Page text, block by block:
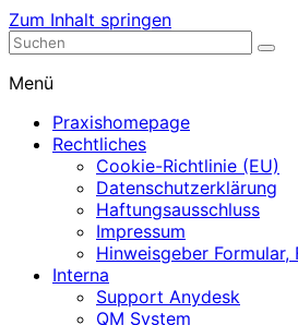
Zum Inhalt springen
Nephrologische Praxis mit Dialyse
Menü
Praxishomepage
Rechtliches
Cookie-Richtlinie (EU)
Datenschutzerklärung
Haftungsausschluss
Impressum
Hinweisgeber Formular,
Interna
Support Anydesk
QM System